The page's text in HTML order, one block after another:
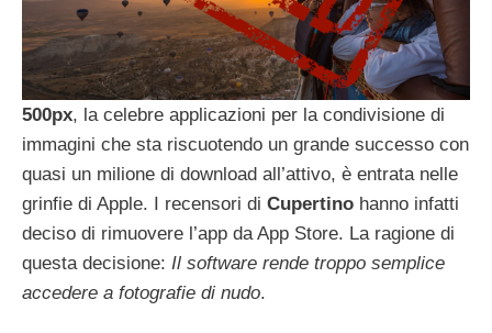
500px, la celebre applicazioni per la condivisione di
immagini che sta riscuotendo un grande successo con
quasi un milione di download all’attivo, è entrata nelle
grinfie di Apple. I recensori di Cupertino hanno infatti
deciso di rimuovere l’app da App Store. La ragione di
questa decisione: Il software rende troppo semplice
accedere a fotografie di nudo.